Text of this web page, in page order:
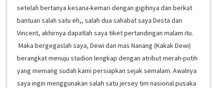
setelah bertanya kesana-kemari dengan gigihnya dan berkat
bantuan salah satu eh,, salah dua sahabat saya Desta dan
Vincent, akhirnya dapatlah saya tiket pertandingan malam itu.
Maka bergegaslah saya, Dewi dan mas Nanang (Kakak Dewi)
berangkat menuju stadion lengkap dengan atribut merah-putih
yang memang sudah kami persiapkan sejak semalam. Awalnya
saya ingin menggunakan salah satu jersey tim nasional pusaka